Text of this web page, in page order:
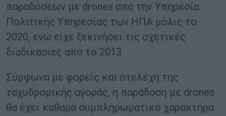
παραδόσεων με drones από την Υπηρεσία
Πολιτικής Υπηρεσίας των ΗΠΑ μόλις το
2020, ενώ είχε ξεκινήσει τις σχετικές
διαδικασίες από το 2013.
Σύμφωνα με φορείς και στελέχη της
ταχυδρομικής αγοράς, η παράδοση με drones
θα έχει καθαρά συμπληρωματικό χαρακτήρα